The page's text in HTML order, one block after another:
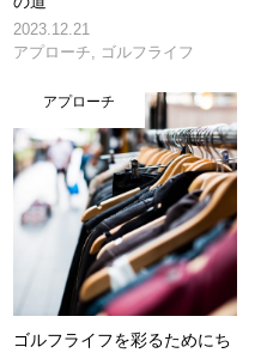
2023.12.21
アプローチ
ゴルフライフ
アプローチ
ゴルフライフを彩るためにち